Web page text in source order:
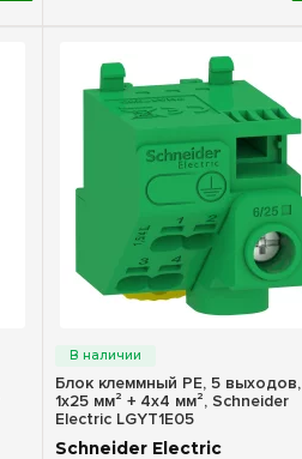
Блок клеммный PE, 5 выходов,
1x25 мм² + 4x4 мм², Schneider
Electric LGYT1E05
Schneider Electric